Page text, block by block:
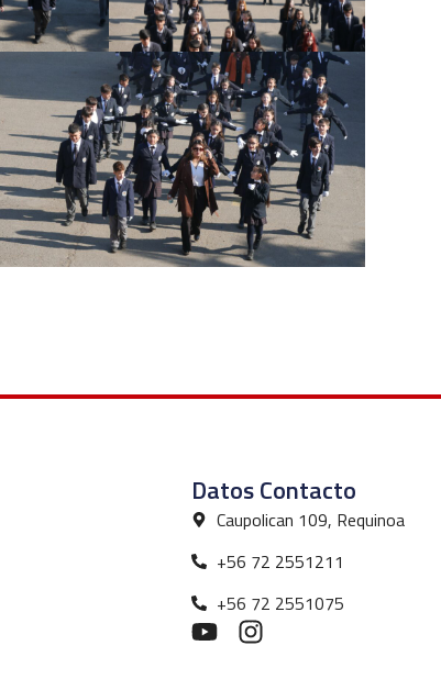
Datos Contacto
Caupolican 109, Requinoa
+56 72 2551211
+56 72 2551075